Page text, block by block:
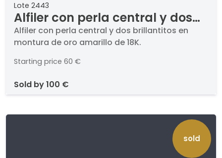
Lote 2443
Alfiler con perla central y dos
brillantitos en montura de oro
amarillo de 18K.
Alfiler con perla central y dos brillantitos en
montura de oro amarillo de 18K.
Starting price 60 €
sold by100 €
sold